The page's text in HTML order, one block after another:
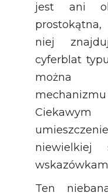
jest ani
niej
cyferblat
można
niewielkiej
Ten